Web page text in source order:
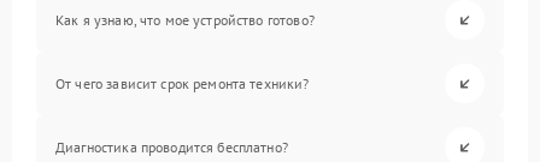
Как я узнаю, что мое устройство готово?
От чего зависит срок ремонта техники?
Диагностика проводится бесплатно?